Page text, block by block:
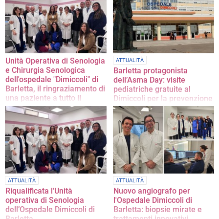
della Asl Bt, direttore del "Dimiccoli"
e del "Bonomo"
internazionale
Unità Operativa di Senologia
e Chirurgia Senologica
dell'ospedale "Dimiccoli" di
Barletta, il ringraziamento di
una paziente a tutto il
personale
La lettera aperta
ATTUALITÀ
Barletta protagonista
dell’Asma Day: visite
pediatriche gratuite al
Dimiccoli per la prevenzione
respiratoria
In programma lunedì 25 maggio
ATTUALITÀ
Riqualificata l’Unità
operativa di Senologia
dell’Ospedale Dimiccoli di
ATTUALITÀ
Nuovo angiografo per
l'Ospedale Dimiccoli di
Barletta: biopsie mirate e